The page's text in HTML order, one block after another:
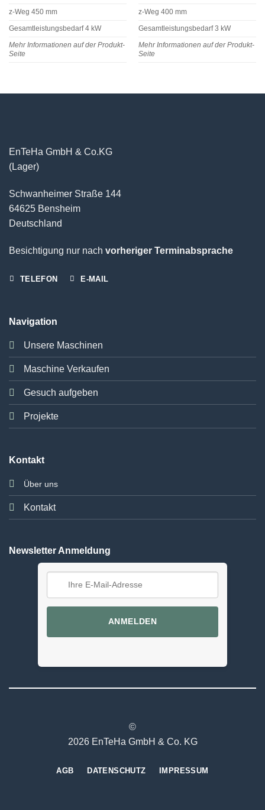
z-Weg 450 mm
Gesamtleistungsbedarf 4 kW
Mehr Informationen auf der Produkt-
Seite
z-Weg 400 mm
Gesamtleistungsbedarf 3 kW
Mehr Informationen auf der Produkt-
Seite
EnTeHa GmbH & Co.KG
(Lager)
Schwanheimer Straße 144
64625 Bensheim
Deutschland
Besichtigung nur nach vorheriger Terminabsprache
TELEFON E-MAIL
Navigation
Unsere Maschinen
Maschine Verkaufen
Gesuch aufgeben
Projekte
Kontakt
Über uns
Kontakt
Newsletter Anmeldung
ANMELDEN
©
2026 EnTeHa GmbH & Co. KG
AGB DATENSCHUTZ IMPRESSUM